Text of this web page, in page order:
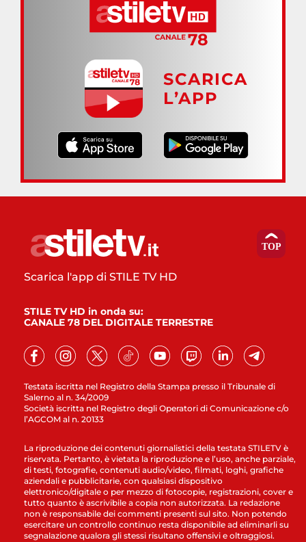
SCARICA
L’APP
Testata iscritta nel Registro della Stampa presso il Tribunale di
Salerno al n. 34/2009
Società iscritta nel Registro degli Operatori di Comunicazione c/o
l’AGCOM al n. 20133
Scarica l'app di STILE TV HD
STILE TV HD in onda su:
CANALE 78 DEL DIGITALE TERRESTRE
La riproduzione dei contenuti giornalistici della testata STILETV è
riservata. Pertanto, è vietata la riproduzione e l’uso, anche parziale,
di testi, fotografie, contenuti audio/video, filmati, loghi, grafiche
aziendali e pubblicitarie, con qualsiasi dispositivo
elettronico/digitale o per mezzo di fotocopie, registrazioni, cover e
tutto quanto è ascrivibile a copia non autorizzata. La redazione
non è responsabile dei commenti presenti sul sito. Non potendo
esercitare un controllo continuo resta disponibile ad eliminarli su
segnalazione qualora gli stessi risultano offensivi e oltraggiosi.